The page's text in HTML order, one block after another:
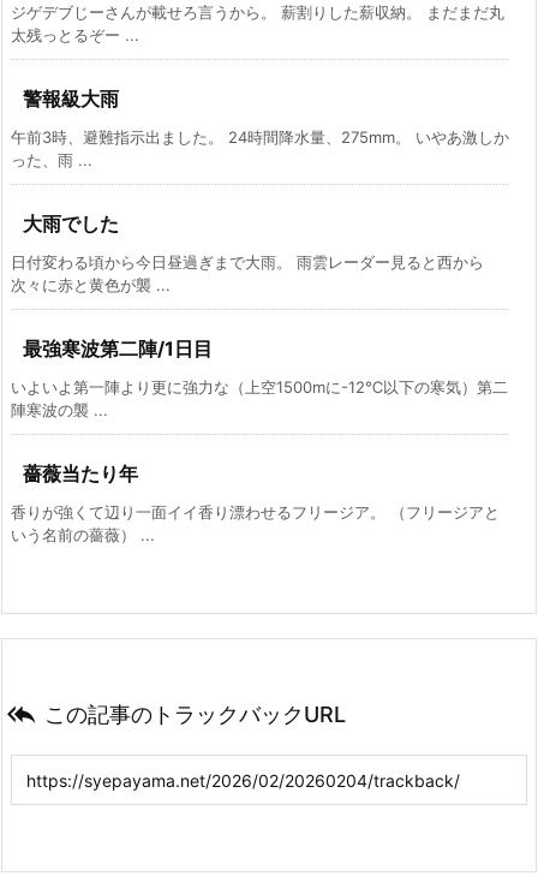
ジゲデブじーさんが載せろ言うから。 薪割りした薪収納。 まだまだ丸
太残っとるぞー ...
警報級大雨
午前3時、避難指示出ました。 24時間降水量、275mm。 いやあ激しか
った、雨 ...
大雨でした
日付変わる頃から今日昼過ぎまで大雨。 雨雲レーダー見ると西から
次々に赤と黄色が襲 ...
最強寒波第二陣/1日目
いよいよ第一陣より更に強力な（上空1500mに-12℃以下の寒気）第二
陣寒波の襲 ...
薔薇当たり年
香りが強くて辺り一面イイ香り漂わせるフリージア。 （フリージアと
いう名前の薔薇） ...
 この記事のトラックバックURL